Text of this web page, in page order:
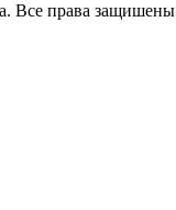
Все права